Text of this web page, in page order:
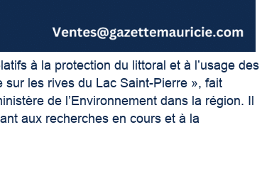
à la protection du littoral et à l’usage des
sur les rives du Lac Saint-Pierre », fait
de l’Environnement dans la région. Il
aux recherches en cours et à la